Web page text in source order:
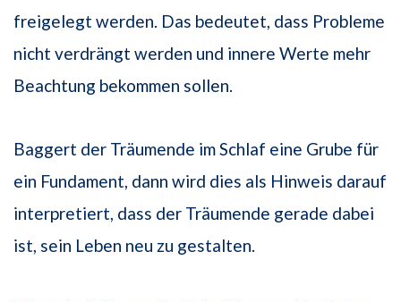
freigelegt werden. Das bedeutet, dass Probleme
nicht verdrängt werden und innere Werte mehr
Beachtung bekommen sollen.
Baggert der Träumende im Schlaf eine Grube für
ein Fundament, dann wird dies als Hinweis darauf
interpretiert, dass der Träumende gerade dabei
ist, sein Leben neu zu gestalten.